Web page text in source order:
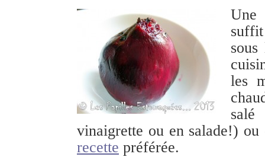
les
vinaigrette ou en salade!)
recette préférée.